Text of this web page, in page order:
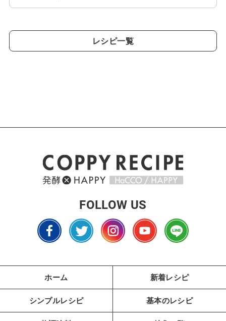
レシピ一覧
FOLLOW US
ホーム 新着レシピ
シンプルレシピ 基本のレシピ